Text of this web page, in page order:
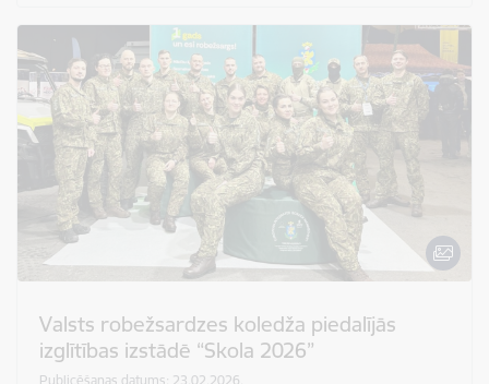
Valsts robežsardzes koledža piedalījās
izglītības izstādē “Skola 2026”
Publicēšanas datums: 23.02.2026.